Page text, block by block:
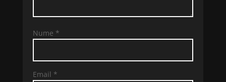
Nume *
Email *